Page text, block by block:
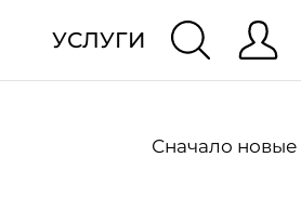
УСЛУГИ
Сначало новые